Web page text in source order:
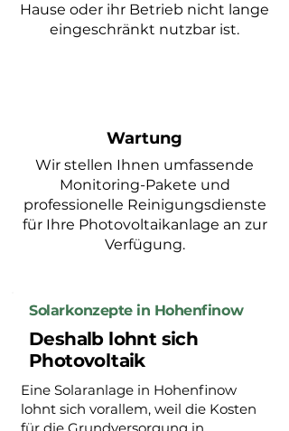
Hause oder ihr Betrieb nicht lange
eingeschränkt nutzbar ist.
Wartung
Wir stellen Ihnen umfassende
Monitoring-Pakete und
professionelle Reinigungsdienste
für Ihre Photovoltaikanlage an zur
Verfügung.
Solarkonzepte in Hohenfinow
Deshalb lohnt sich
Photovoltaik
Eine Solaranlage in Hohenfinow
lohnt sich vorallem, weil die Kosten